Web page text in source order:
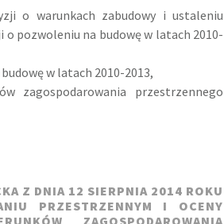
o warunkach zabudowy i ustaleniu
pozwoleniu na budowę w latach 2010-
w latach 2010-2013,
zagospodarowania przestrzennego
Z DNIA 12 SIERPNIA 2014 ROKU
PRZESTRZENNYM I OCENY
ZAGOSPODAROWANIA